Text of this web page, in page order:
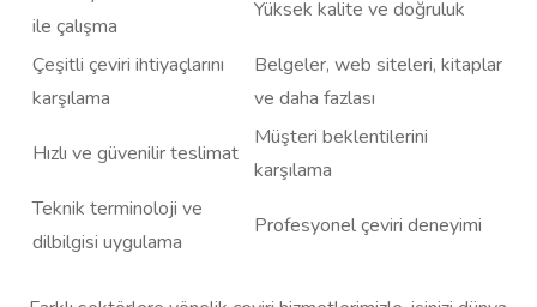
ile çalışma
Yüksek kalite ve doğruluk
Çeşitli çeviri ihtiyaçlarını
karşılama
Belgeler, web siteleri, kitaplar
ve daha fazlası
Hızlı ve güvenilir teslimat
Müşteri beklentilerini
karşılama
Teknik terminoloji ve
dilbilgisi uygulama
Profesyonel çeviri deneyimi